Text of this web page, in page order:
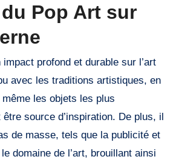
du Pop Art sur
impact profond et durable sur l’art
avec les traditions artistiques, en
les objets les plus
source d’inspiration. De plus, il
de masse, tels que la publicité et
domaine de l’art, brouillant ainsi